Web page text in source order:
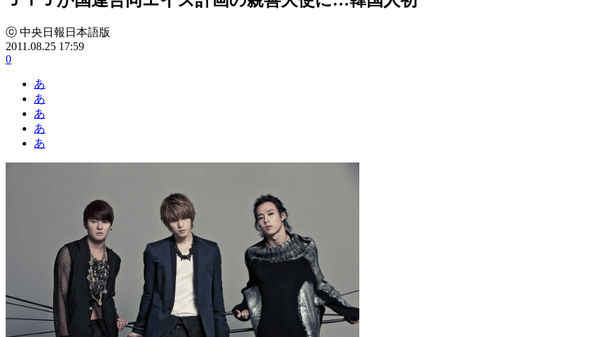
ⓒ 中央日報日本語版
2011.08.25 17:59
0
あ
あ
あ
あ
あ